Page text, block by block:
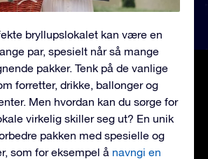
bryllupslokalet kan være en
par, spesielt når så mange
pakker. Tenk på de vanlige
forretter, drikke, ballonger og
Men hvordan kan du sørge for
virkelig skiller seg ut? En unik
pakken med spesielle og
som for eksempel å navngi en